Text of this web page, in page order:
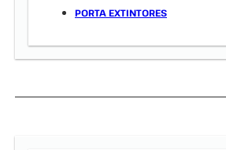
PORTA EXTINTORES